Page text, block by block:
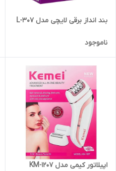
بند انداز برقی لایچی مدل L-307
ناموجود
اپیلاتور کیمی مدل KM-1207